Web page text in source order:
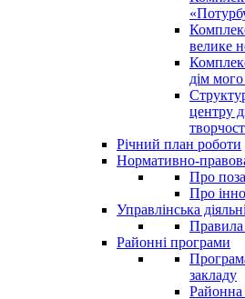
велике
дім
центру
Річний план роботи
Нормативно-
Про
Про
Управлінська
Правила
Районні програми
закладу